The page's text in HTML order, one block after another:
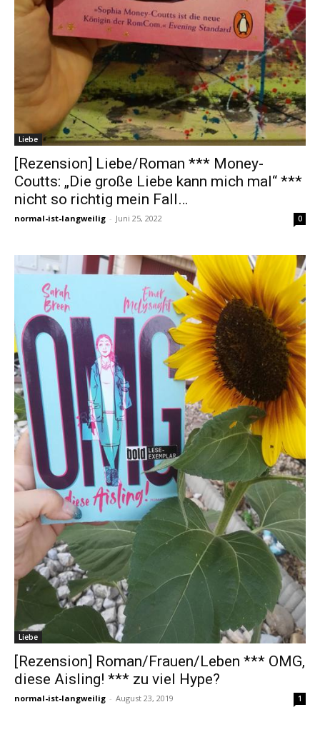
Liebe
[Rezension] Liebe/Roman *** Money-
Coutts: „Die große Liebe kann mich mal“ ***
nicht so richtig mein Fall…
normal-ist-langweilig - Juni 25, 2022 0
Liebe
[Rezension] Roman/Frauen/Leben *** OMG,
diese Aisling! *** zu viel Hype?
normal-ist-langweilig - August 23, 2019 1